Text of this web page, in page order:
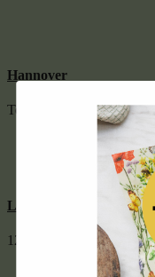
Hannover
Termin folgt
Leipzig
12.09. – 13.09.2020